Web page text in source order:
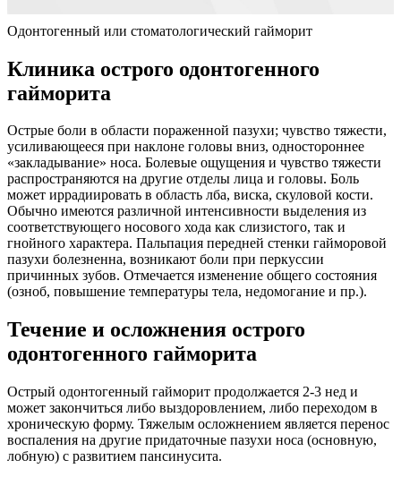
Одонтогенный или стоматологический гайморит
Клиника острого одонтогенного
гайморита
Острые боли в области пораженной пазухи; чувство тяжести,
усиливающееся при наклоне головы вниз, одностороннее
«закладывание» носа. Болевые ощущения и чувство тяжести
распространяются на другие отделы лица и головы. Боль
может иррадиировать в область лба, виска, скуловой кости.
Обычно имеются различной интенсивности выделения из
соответствующего носового хода как слизистого, так и
гнойного характера. Пальпация передней стенки гайморовой
пазухи болезненна, возникают боли при перкуссии
причинных зубов. Отмечается изменение общего состояния
(озноб, повышение температуры тела, недомогание и пр.).
Течение и осложнения острого
одонтогенного гайморита
Острый одонтогенный гайморит продолжается 2-3 нед и
может закончиться либо выздоровлением, либо переходом в
хроническую форму. Тяжелым осложнением является перенос
воспаления на другие придаточные пазухи носа (основную,
лобную) с развитием пансинусита.